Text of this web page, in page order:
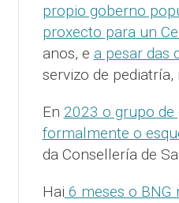
propio goberno
proxecto para un
anos, e a pesar das
servizo de pediatría,
En 2023 o grupo
formalmente o
da Consellería de
Hai 6 meses o BNG